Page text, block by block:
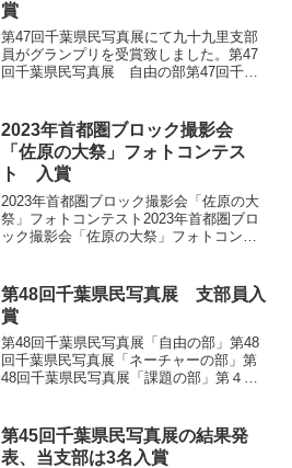
賞
第47回千葉県民写真展にて九十九里支部
員がグランプリを受賞致しました。第47
回千葉県民写真展 自由の部第47回千葉
2023年首都圏ブロック撮影会
「佐原の大祭」フォトコンテス
ト 入賞
2023年首都圏ブロック撮影会「佐原の大
祭」フォトコンテスト2023年首都圏ブロ
ック撮影会「佐原の大祭」フォトコンテ
下記のとおり行われます。2024年1月23
日～2月5...
第48回千葉県民写真展 支部員入
賞
第48回千葉県民写真展「自由の部」第48
回千葉県民写真展「ネーチャーの部」第
48回千葉県民写真展「課題の部」第４８
葉県知事賞に「気嵐の朝」 宮内光枝
「自由の部」千葉県教...
第45回千葉県民写真展の結果発
表、当支部は3名入賞